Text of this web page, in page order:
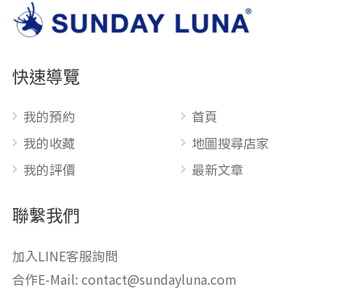
快速導覽
我的預約
我的收藏
我的評價
首頁
地圖搜尋店家
最新文章
聯繫我們
加入LINE客服詢問
合作E-Mail: contact@sundayluna.com